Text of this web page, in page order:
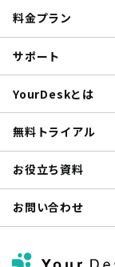
料金プラン
サポート
YourDeskとは
無料トライアル
お役立ち資料
お問い合わせ